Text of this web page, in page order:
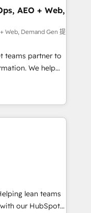
Media. -
custom agents
AEO + Web,
Web, Demand Gen 提
teams partner to
We help
HubSpot’s
expert-led
built apps,
with inbound,
UX, messaging,
🤖AIour HubSpot